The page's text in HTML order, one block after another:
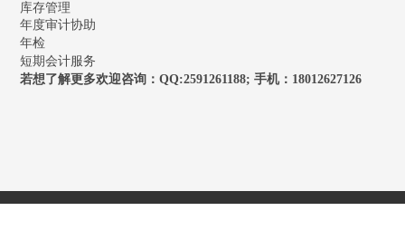
库存管理
年度审计协助
年检
短期会计服务
若想了解更多欢迎咨询：QQ:2591261188; 手机：18012627126